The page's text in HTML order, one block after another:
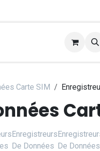
Contactez-nous
Carte SIM
Enregistreurs
De Données De Données